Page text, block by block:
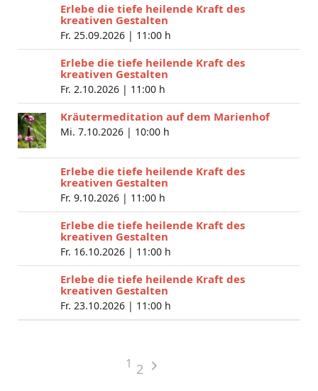
Erlebe die tiefe heilende Kraft des
kreativen Gestalten
Fr. 25.09.2026 | 11:00 h
Erlebe die tiefe heilende Kraft des
kreativen Gestalten
Fr. 2.10.2026 | 11:00 h
Kräutermeditation auf dem Marienhof
Mi. 7.10.2026 | 10:00 h
Erlebe die tiefe heilende Kraft des
kreativen Gestalten
Fr. 9.10.2026 | 11:00 h
Erlebe die tiefe heilende Kraft des
kreativen Gestalten
Fr. 16.10.2026 | 11:00 h
Erlebe die tiefe heilende Kraft des
kreativen Gestalten
Fr. 23.10.2026 | 11:00 h
1 2